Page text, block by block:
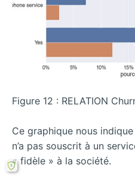
Figure 12 : RELATION
Ce graphique nous
n’a pas souscrit à un
« fidèle » à la société.